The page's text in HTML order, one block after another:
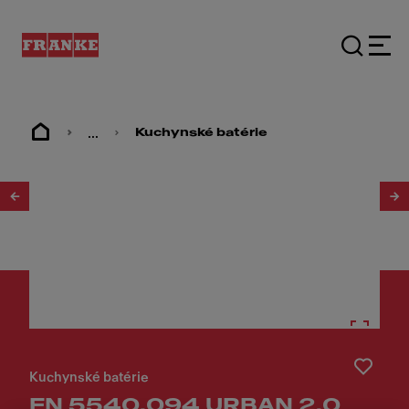
... Kuchynské batérie
Kuchynské batérie